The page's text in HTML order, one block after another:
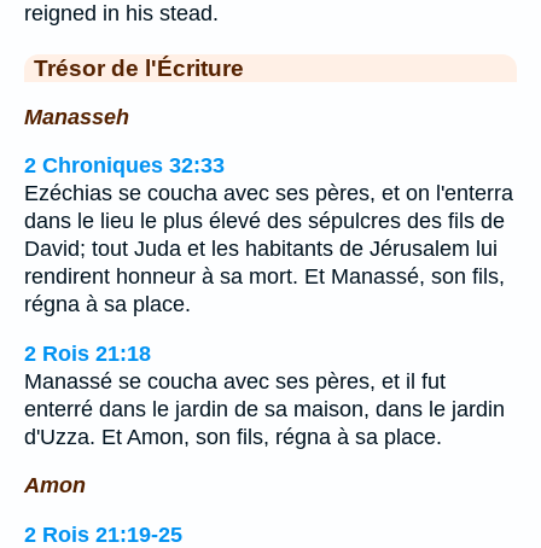
reigned in his stead.
Trésor de l'Écriture
Manasseh
2 Chroniques 32:33
Ezéchias se coucha avec ses pères, et on l'enterra
dans le lieu le plus élevé des sépulcres des fils de
David; tout Juda et les habitants de Jérusalem lui
rendirent honneur à sa mort. Et Manassé, son fils,
régna à sa place.
2 Rois 21:18
Manassé se coucha avec ses pères, et il fut
enterré dans le jardin de sa maison, dans le jardin
d'Uzza. Et Amon, son fils, régna à sa place.
Amon
2 Rois 21:19-25